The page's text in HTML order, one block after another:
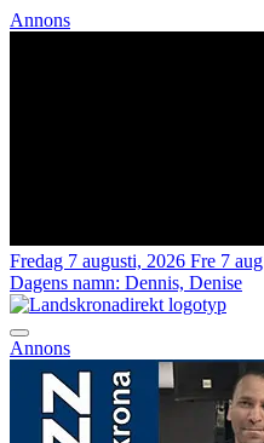
Annons
Fredag 7 augusti, 2026 Fre 7 aug
Dagens namn: Dennis, Denise
Annons